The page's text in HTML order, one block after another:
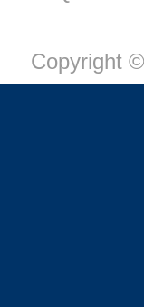
Copyright